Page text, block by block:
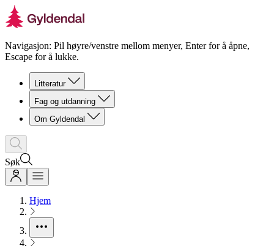
Navigasjon: Pil høyre/venstre mellom menyer, Enter for å åpne,
Escape for å lukke.
Litteratur
Fag og utdanning
Om Gyldendal
Søk
Hjem